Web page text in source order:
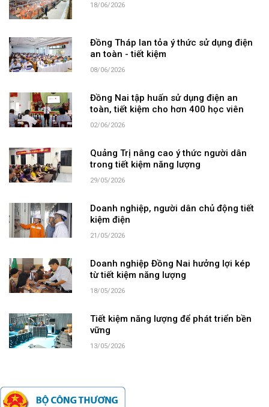
18/06/2026
Đồng Tháp lan tỏa ý thức sử dụng điện
an toàn - tiết kiệm
08/06/2026
Đồng Nai tập huấn sử dụng điện an
toàn, tiết kiệm cho hơn 400 học viên
02/06/2026
Quảng Trị nâng cao ý thức người dân
trong tiết kiệm năng lượng
29/05/2026
Doanh nghiệp, người dân chủ động tiết
kiệm điện
21/05/2026
Doanh nghiệp Đồng Nai hưởng lợi kép
từ tiết kiệm năng lượng
18/05/2026
Tiết kiệm năng lượng để phát triển bền
vững
13/05/2026